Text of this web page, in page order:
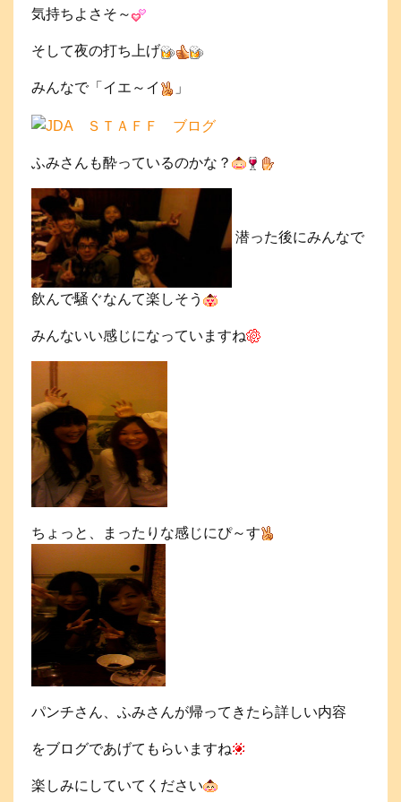
気持ちよさそ～
そして夜の打ち上げ
みんなで「イエ～イ 」
ふみさんも酔っているのかな？
潜った後にみんなで
飲んで騒ぐなんて楽しそう
みんないい感じになっていますね
ちょっと、まったりな感じにぴ～す
パンチさん、ふみさんが帰ってきたら詳しい内容
をブログであげてもらいますね
楽しみにしていてください